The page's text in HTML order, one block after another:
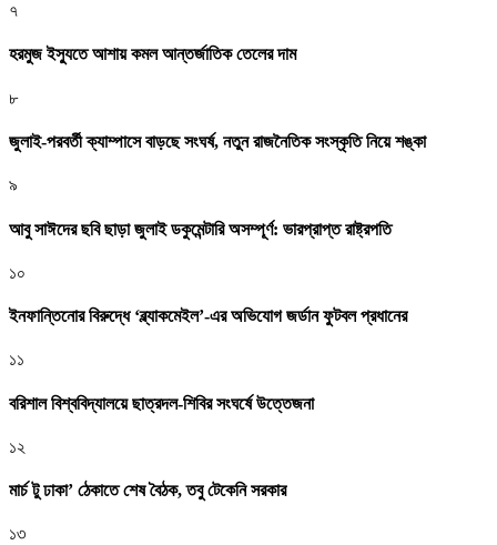
৭
হরমুজ ইস্যুতে আশায় কমল আন্তর্জাতিক তেলের দাম
৮
জুলাই-পরবর্তী ক্যাম্পাসে বাড়ছে সংঘর্ষ, নতুন রাজনৈতিক সংস্কৃতি নিয়ে শঙ্কা
৯
আবু সাঈদের ছবি ছাড়া জুলাই ডকুমেন্টারি অসম্পূর্ণ: ভারপ্রাপ্ত রাষ্ট্রপতি
১০
ইনফান্তিনোর বিরুদ্ধে ‘ব্ল্যাকমেইল’-এর অভিযোগ জর্ডান ফুটবল প্রধানের
১১
বরিশাল বিশ্ববিদ্যালয়ে ছাত্রদল-শিবির সংঘর্ষে উত্তেজনা
১২
মার্চ টু ঢাকা’ ঠেকাতে শেষ বৈঠক, তবু টেকেনি সরকার
১৩